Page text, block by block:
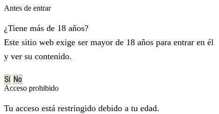
Antes de entrar
¿Tiene más de 18 años?
Este sitio web exige ser mayor de 18 años para entrar en él
y ver su contenido.
Sí No
Acceso prohibido
Tu acceso está restringido debido a tu edad.